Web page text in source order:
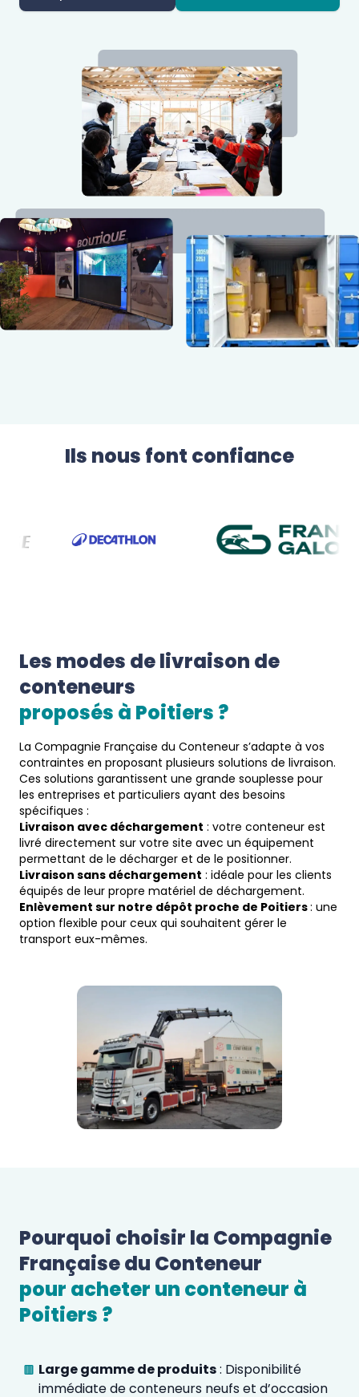
Ils nous font confiance
Les modes de livraison de
conteneurs
proposés à Poitiers ?
La Compagnie Française du Conteneur s’adapte à vos
contraintes en proposant plusieurs solutions de livraison.
Ces solutions garantissent une grande souplesse pour
les entreprises et particuliers ayant des besoins
spécifiques :
Livraison avec déchargement : votre conteneur est
livré directement sur votre site avec un équipement
permettant de le décharger et de le positionner.
Livraison sans déchargement : idéale pour les clients
équipés de leur propre matériel de déchargement.
Enlèvement sur notre dépôt proche de Poitiers: une
option flexible pour ceux qui souhaitent gérer le
transport eux-mêmes.
Pourquoi choisir la Compagnie
Française du Conteneur
Poitiers ?
Large gamme de produits: Disponibilité
immédiate de conteneurs neufs et d’occasion